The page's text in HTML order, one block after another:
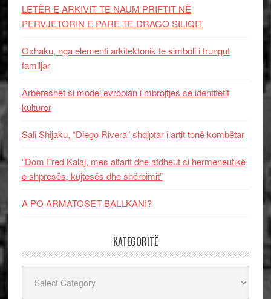
LETËR E ARKIVIT TE NAUM PRIFTIT NË
PERVJETORIN E PARE TE DRAGO SILIQIT
Oxhaku, nga elementi arkitektonik te simboli i trungut
familjar
Arbëreshët si model evropian i mbrojtjes së identitetit
kulturor
Sali Shijaku, “Diego Rivera” shqiptar i artit tonë kombëtar
“Dom Fred Kalaj, mes altarit dhe atdheut si hermeneutikë
e shpresës, kujtesës dhe shërbimit”
A PO ARMATOSET BALLKANI?
KATEGORITË